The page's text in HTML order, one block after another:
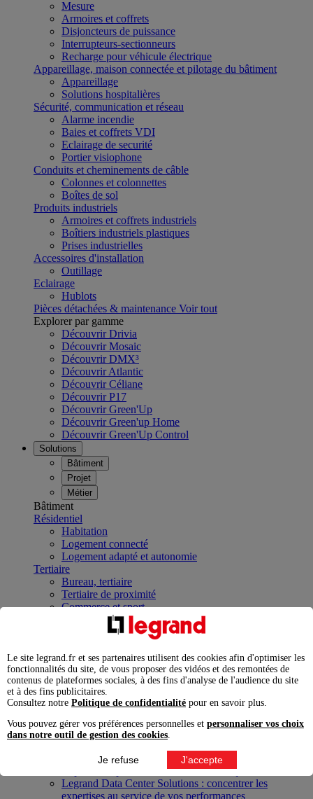
Mesure
Armoires et coffrets
Disjoncteurs de puissance
Interrupteurs-sectionneurs
Recharge pour véhicule électrique
Appareillage, maison connectée et pilotage du bâtiment
Appareillage
Solutions hospitalières
Sécurité, communication et réseau
Alarme incendie
Baies et coffrets VDI
Eclairage de securité
Portier visiophone
Conduits et cheminements de câble
Colonnes et colonnettes
Boîtes de sol
Produits industriels
Armoires et coffrets industriels
Boîtiers industriels plastiques
Prises industrielles
Accessoires d'installation
Outillage
Eclairage
Hublots
Pièces détachées & maintenance Voir tout
Explorer par gamme
Découvrir Drivia
Découvrir Mosaic
Découvrir DMX³
Découvrir Atlantic
Découvrir Céliane
Découvrir P17
Découvrir Green'Up
Découvrir Green'up Home
Découvrir Green'Up Control
Solutions
Bâtiment
Projet
Métier
Bâtiment
Résidentiel
Habitation
Logement connecté
Logement adapté et autonomie
Tertiaire
Bureau, tertiaire
Tertiaire de proximité
Commerce et sport
Mobilier de bureau, lieux de vie
Bâtiment public
Établissement de santé
Infrastructures et industries
Data Center
Industrie
Infrastructures
À la une
électriques avec le contacteur connecté
Répartir et optimiser son tableau électrique
Legrand Data Center Solutions : concentrer les
expertises au service de vos performances
Le site legrand.fr et ses partenaires utilisent des cookies afin d'optimiser les
fonctionnalités du site, de vous proposer des vidéos et des remontées de
contenus de plateformes sociales, à des fins d'analyse de l'audience du site
et à des fins publicitaires.
Consultez notre Politique de confidentialité pour en savoir plus.
Vous pouvez gérer vos préférences personnelles et personnaliser vos choix
dans notre outil de gestion des cookies
Je refuse J'accepte